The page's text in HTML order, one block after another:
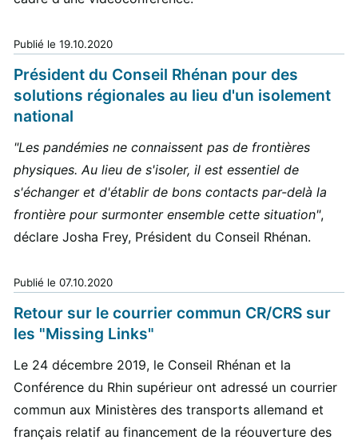
Publié le19.10.2020
Président du Conseil Rhénan pour des
solutions régionales au lieu d'un isolement
national
"Les pandémies ne connaissent pas de frontières
physiques. Au lieu de s'isoler, il est essentiel de
s'échanger et d'établir de bons contacts par-delà la
frontière pour surmonter ensemble cette situation",
déclare Josha Frey, Président du Conseil Rhénan.
Publié le07.10.2020
Retour sur le courrier commun CR/CRS sur
les "Missing Links"
Le 24 décembre 2019, le Conseil Rhénan et la
Conférence du Rhin supérieur ont adressé un courrier
commun aux Ministères des transports allemand et
français relatif au financement de la réouverture des